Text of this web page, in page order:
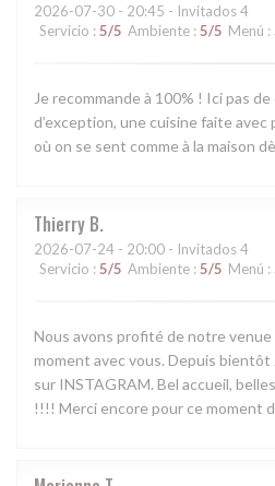
2026-07-30 - 20:45 - Invitados 4
Servicio : 5/5 Ambiente : 5/5 Menú :
Je recommande à 100% ! Ici pas
d’exception, une cuisine faite avec
où on se sent comme à la maison
Thierry B
2026-07-24 - 20:00 - Invitados 4
Servicio : 5/5 Ambiente : 5/5 Menú :
Nous avons profité de notre venue
moment avec vous. Depuis bientôt
sur INSTAGRAM. Bel accueil,
!!!! Merci encore pour ce moment